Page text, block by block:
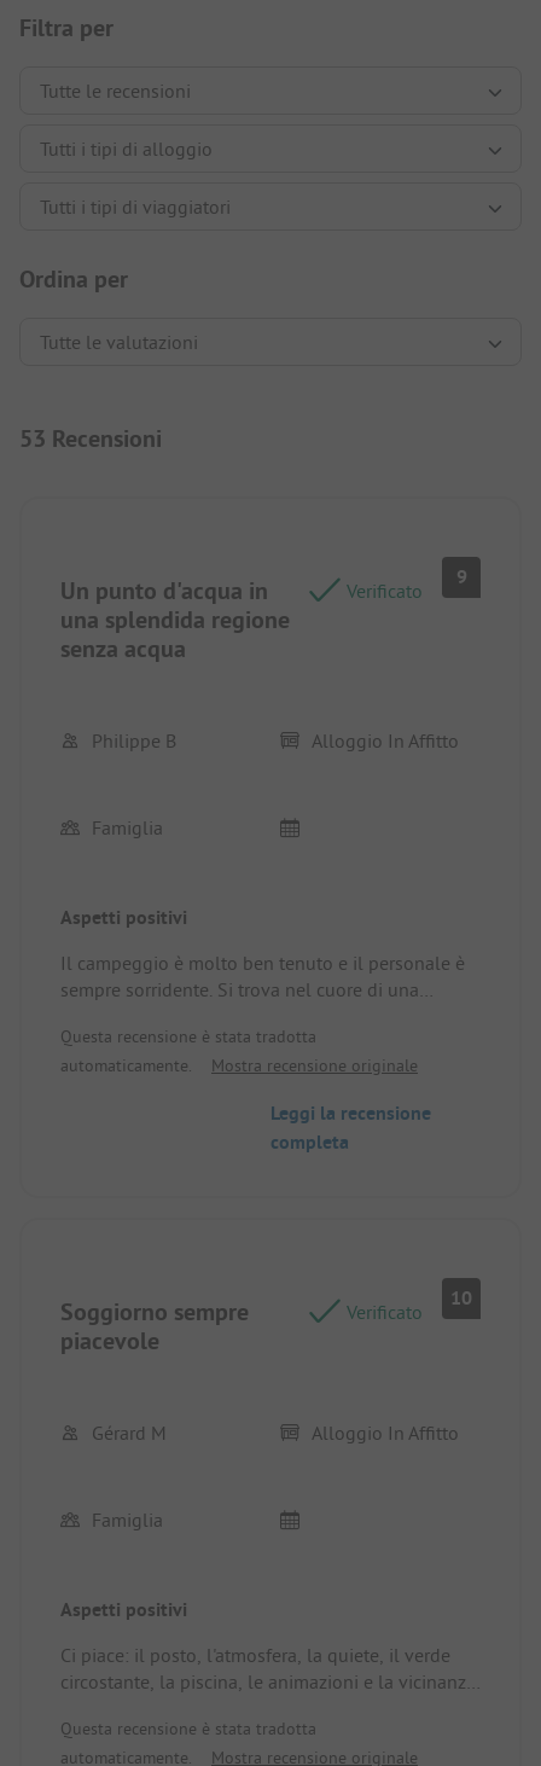
Filtra per
Ordina per
53 Recensioni
Un punto d'acqua in
una splendida regione
senza acqua
Verificato
9
Philippe B Alloggio In Affitto
Famiglia
Aspetti positivi
Il campeggio è molto ben tenuto e il personale è
sempre sorridente. Si trova nel cuore di una
interessante per i bambini (piscina, attività
organizzate, campo sportivo e sicurezza); per gli
Sistemazione: Abbiamo scelto una sistemazione
con aria condizionata, è molto piacevole a luglio.
Questa recensione è stata tradotta
automaticamente.
Mostra recensione originale
Leggi la recensione
completa
Soggiorno sempre
piacevole
Verificato
10
Gérard M Alloggio In Affitto
Famiglia
Aspetti positivi
Ci piace: il posto, l'atmosfera, la quiete, il verde
circostante, la piscina, le animazioni e la vicinanza
anno da sei anni.
Questa recensione è stata tradotta
automaticamente.
Mostra recensione originale